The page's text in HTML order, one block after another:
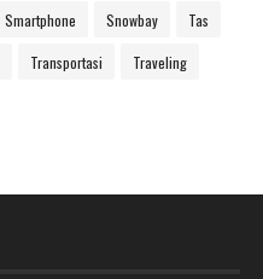
Smartphone Snowbay Tas
Transportasi Traveling